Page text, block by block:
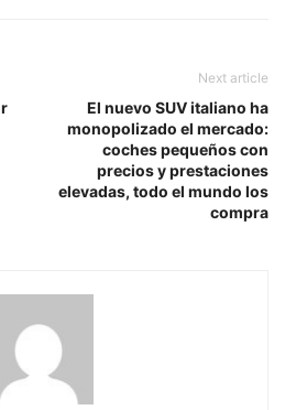
Next article
El nuevo SUV italiano ha
monopolizado el mercado:
coches pequeños con
precios y prestaciones
elevadas, todo el mundo los
compra